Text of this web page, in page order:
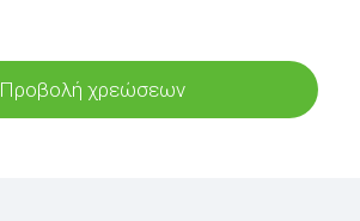
Προβολή χρεώσεων